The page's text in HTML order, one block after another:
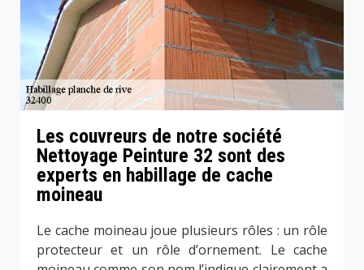
Les couvreurs de notre société
Nettoyage Peinture 32 sont des
experts en habillage de cache
moineau
Le cache moineau joue plusieurs rôles : un rôle
protecteur et un rôle d’ornement. Le cache